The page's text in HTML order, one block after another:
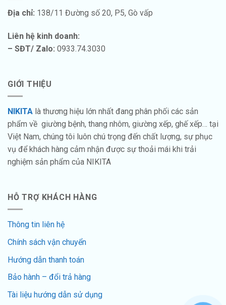
Địa chỉ: 138/11 Đường số 20, P5, Gò vấp
Liên hệ kinh doanh:
– SĐT/ Zalo: 0933.74.3030
GIỚI THIỆU
NIKITA là thương hiệu lớn nhất đang phân phối các sản
phẩm về giường bệnh, thang nhôm, giường xếp, ghế xếp… tại
Việt Nam, chúng tôi luôn chú trọng đến chất lượng, sự phục
vụ để khách hàng cảm nhận được sự thoải mái khi trải
nghiệm sản phẩm của NIKITA
HỖ TRỢ KHÁCH HÀNG
Thông tin liên hệ
Chính sách vận chuyển
Hướng dẫn thanh toán
Bảo hành – đổi trả hàng
Tài liệu hướng dẫn sử dụng